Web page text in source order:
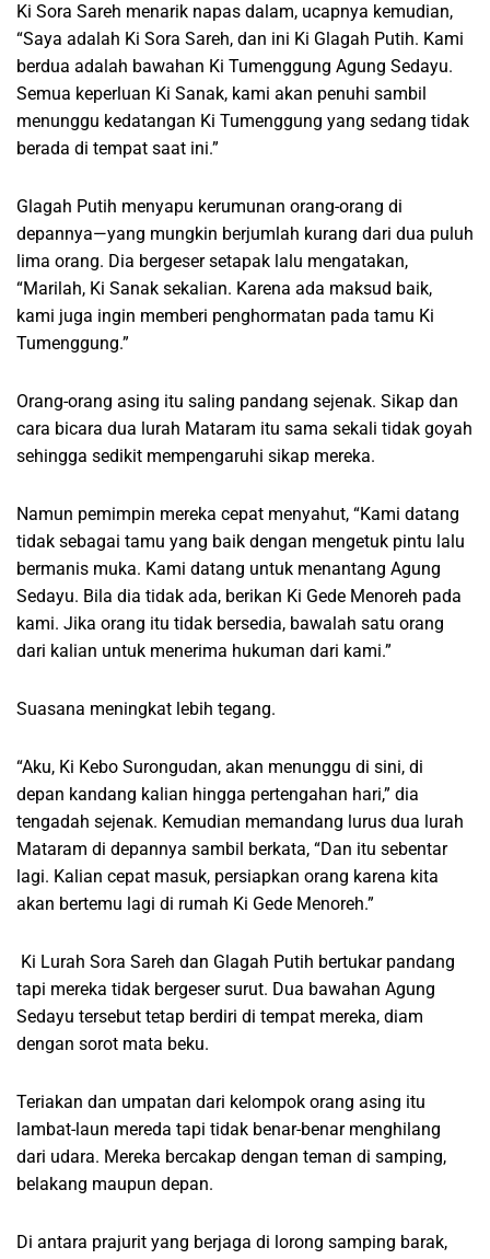
Ki Sora Sareh menarik napas dalam, ucapnya kemudian,
“Saya adalah Ki Sora Sareh, dan ini Ki Glagah Putih. Kami
berdua adalah bawahan Ki Tumenggung Agung Sedayu.
Semua keperluan Ki Sanak, kami akan penuhi sambil
menunggu kedatangan Ki Tumenggung yang sedang tidak
berada di tempat saat ini.”
Glagah Putih menyapu kerumunan orang-orang di
depannya—yang mungkin berjumlah kurang dari dua puluh
lima orang. Dia bergeser setapak lalu mengatakan,
“Marilah, Ki Sanak sekalian. Karena ada maksud baik,
kami juga ingin memberi penghormatan pada tamu Ki
Tumenggung.”
Orang-orang asing itu saling pandang sejenak. Sikap dan
cara bicara dua lurah Mataram itu sama sekali tidak goyah
sehingga sedikit mempengaruhi sikap mereka.
Namun pemimpin mereka cepat menyahut, “Kami datang
tidak sebagai tamu yang baik dengan mengetuk pintu lalu
bermanis muka. Kami datang untuk menantang Agung
Sedayu. Bila dia tidak ada, berikan Ki Gede Menoreh pada
kami. Jika orang itu tidak bersedia, bawalah satu orang
dari kalian untuk menerima hukuman dari kami.”
Suasana meningkat lebih tegang.
“Aku, Ki Kebo Surongudan, akan menunggu di sini, di
depan kandang kalian hingga pertengahan hari,” dia
tengadah sejenak. Kemudian memandang lurus dua lurah
Mataram di depannya sambil berkata, “Dan itu sebentar
lagi. Kalian cepat masuk, persiapkan orang karena kita
akan bertemu lagi di rumah Ki Gede Menoreh.”
Ki Lurah Sora Sareh dan Glagah Putih bertukar pandang
tapi mereka tidak bergeser surut. Dua bawahan Agung
Sedayu tersebut tetap berdiri di tempat mereka, diam
dengan sorot mata beku.
Teriakan dan umpatan dari kelompok orang asing itu
lambat-laun mereda tapi tidak benar-benar menghilang
dari udara. Mereka bercakap dengan teman di samping,
belakang maupun depan.
Di antara prajurit yang berjaga di lorong samping barak,